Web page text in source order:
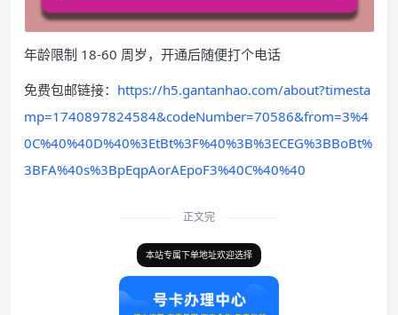
年龄限制 18-60 周岁，开通后随便打个电话
免费包邮链接： https://h5.gantanhao.com/about?timesta
mp=1740897824584&codeNumber=70586&from=3%4
0C%40%40D%40%3EtBt%3F%40%3B%3ECEG%3BBoBt%
3BFA%40s%3BpEqpAorAEpoF3%40C%40%40
正文完
本站专属下单地址欢迎选择